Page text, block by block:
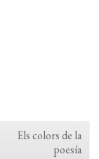
Els colors de la
poesía